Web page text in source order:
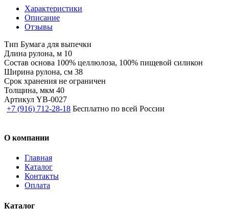
Характеристики
Описание
Отзывы
Тип Бумага для выпечки
Длина рулона, м 10
Состав основа 100% целлюлоза, 100% пищевой силикон
Ширина рулона, см 38
Срок хранения не ограничен
Толщина, мкм 40
Артикул YB-0027
+7 (916) 712-28-18 Бесплатно по всей России
О компании
Главная
Каталог
Контакты
Оплата
Каталог